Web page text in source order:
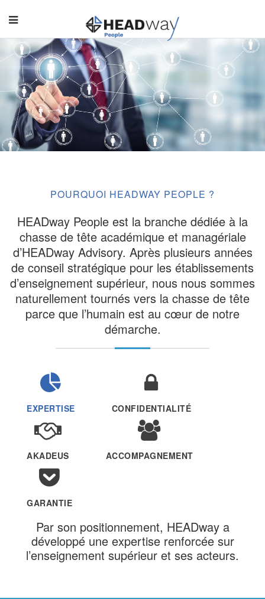
POURQUOI HEADWAY PEOPLE ?
HEADway People est la branche dédiée à la
chasse de tête académique et managériale
d’HEADway Advisory. Après plusieurs années
de conseil stratégique pour les établissements
d’enseignement supérieur, nous nous sommes
naturellement tournés vers la chasse de tête
parce que l’humain est au cœur de notre
démarche.
EXPERTISE CONFIDENTIALITÉ
AKADEUS ACCOMPAGNEMENT
GARANTIE
Par son positionnement, HEADway a
développé une expertise renforcée sur
l’enseignement supérieur et ses acteurs.